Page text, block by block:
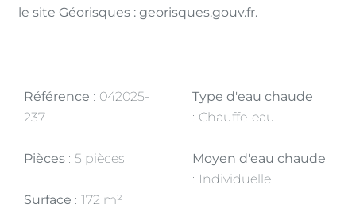
le site Géorisques : georisques.gouv.fr.
Référence
042025-
237
Pièces 5 pièces
Surface 172 m²
Type d'eau chaude
Chauffe-eau
Moyen d'eau chaude
Individuelle